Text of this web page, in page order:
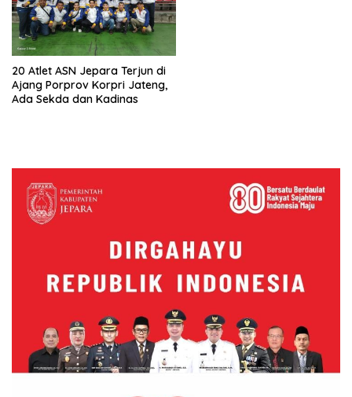
20 Atlet ASN Jepara Terjun di
Ajang Porprov Korpri Jateng,
Ada Sekda dan Kadinas